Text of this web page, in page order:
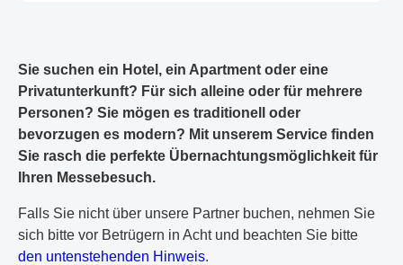
Sie suchen ein Hotel, ein Apartment oder eine
Privatunterkunft? Für sich alleine oder für mehrere
Personen? Sie mögen es traditionell oder
bevorzugen es modern? Mit unserem Service finden
Sie rasch die perfekte Übernachtungsmöglichkeit für
Ihren Messebesuch.
Falls Sie nicht über unsere Partner buchen, nehmen Sie
sich bitte vor Betrügern in Acht und beachten Sie bitte
den untenstehenden Hinweis.